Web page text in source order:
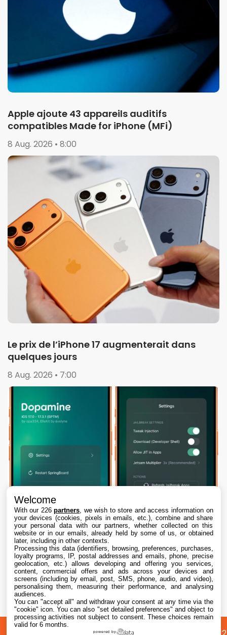
Apple ajoute 43 appareils auditifs
compatibles Made for iPhone (MFi)
8 Aug. 2026 • 8:00
Le prix de l’iPhone 17 augmenterait dans
quelques jours
8 Aug. 2026 • 7:00
Dopamine 3, le jailbreak pour iOS 26 sur
iPhone, est disponible
7 Aug. 2026 • 22:44
Welcome
With our 226partners , we wish to store and access information on
your devices (cookies, pixels in emails, etc.), combine and share
your personal data with our partners, whether collected on this
website or in our emails, already held by some of us, or obtained
later, including in other contexts.
Processing this data (identifiers, browsing, preferences, purchases,
loyalty programs, IP, postal addresses and emails, phone, precise
geolocation, etc.) allows developing and offering you services,
content, commercial offers and ads across your devices and
screens (including by email, post, SMS, phone, audio, and video),
personalising them, measuring their performance, and analysing
audiences.
You can "accept all" and withdraw your consent at any time via the
"cookie" icon. You can also "set detailed preferences" and object to
processing activities not subject to consent. These choices remain
valid for 6 months.
powered by